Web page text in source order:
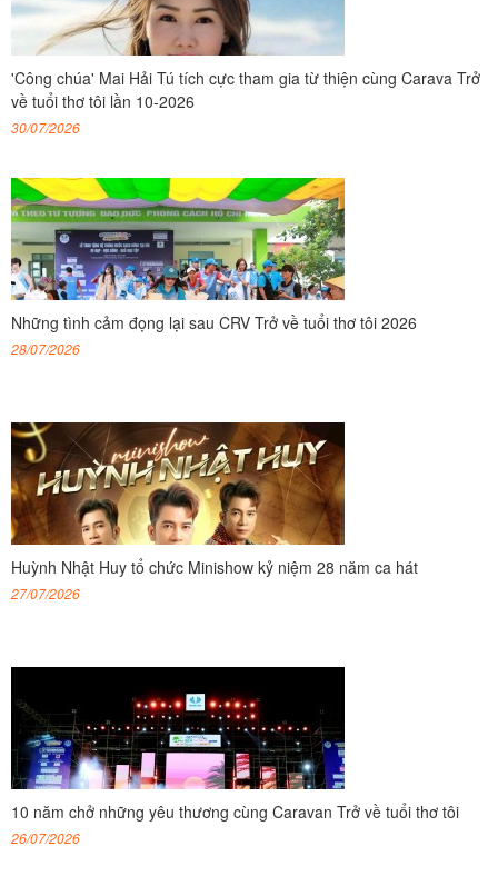
'Công chúa' Mai Hải Tú tích cực tham gia từ thiện cùng Carava Trở
về tuổi thơ tôi lần 10-2026
30/07/2026
Những tình cảm đọng lại sau CRV Trở về tuổi thơ tôi 2026
28/07/2026
Huỳnh Nhật Huy tổ chức Minishow kỷ niệm 28 năm ca hát
27/07/2026
10 năm chở những yêu thương cùng Caravan Trở về tuổi thơ tôi
26/07/2026